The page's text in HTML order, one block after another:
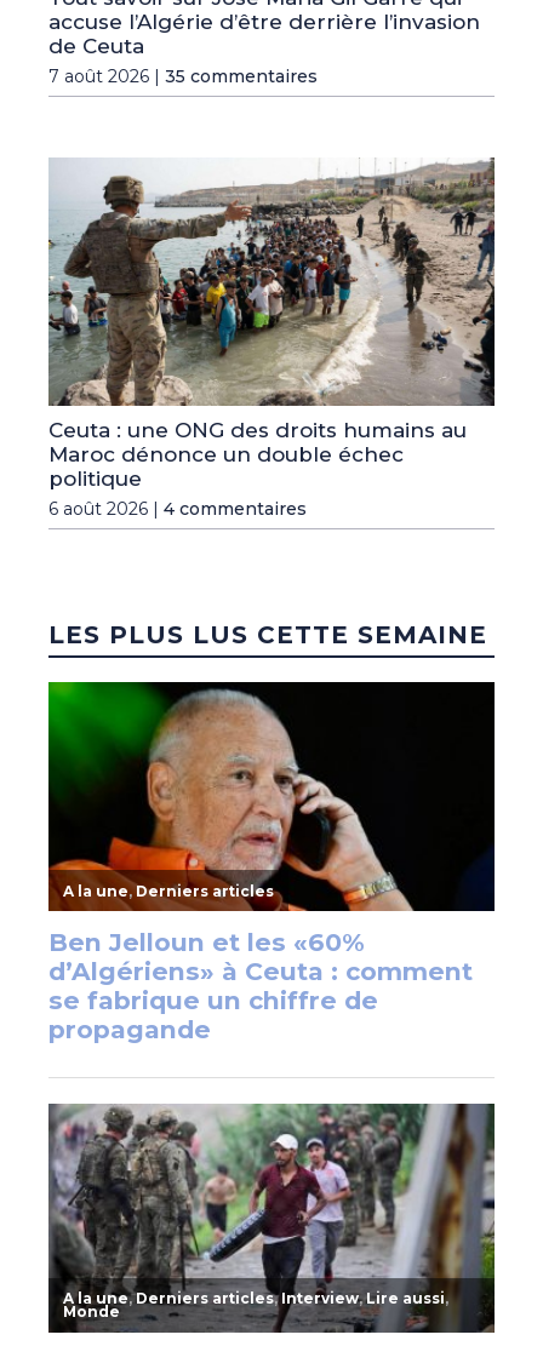
accuse l’Algérie d’être derrière l’invasion
de Ceuta
7 août 2026 | 35 commentaires
Ceuta : une ONG des droits humains au
Maroc dénonce un double échec
politique
6 août 2026 | 4 commentaires
LES PLUS LUS CETTE SEMAINE